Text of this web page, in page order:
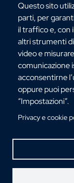
Questo sito
parti, per
il traffico e, con
altri strumenti
video e
comunicazione
acconsentirne
oppure puoi
“Impostazioni”.
Privacy e cookie
Via
C.F.
URP:
PEC:
Instagram
©Copyright
Mediterranea di